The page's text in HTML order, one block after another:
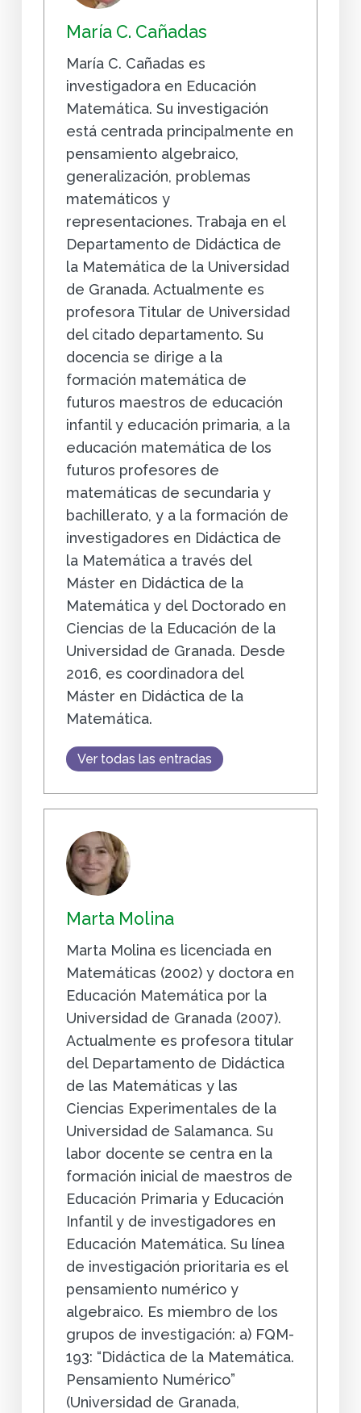
María C. Cañadas
María C. Cañadas es
investigadora en Educación
Matemática. Su investigación
está centrada principalmente en
pensamiento algebraico,
generalización, problemas
matemáticos y
representaciones. Trabaja en el
Departamento de Didáctica de
la Matemática de la Universidad
de Granada. Actualmente es
profesora Titular de Universidad
del citado departamento. Su
docencia se dirige a la
formación matemática de
futuros maestros de educación
infantil y educación primaria, a la
educación matemática de los
futuros profesores de
matemáticas de secundaria y
bachillerato, y a la formación de
investigadores en Didáctica de
la Matemática a través del
Máster en Didáctica de la
Matemática y del Doctorado en
Ciencias de la Educación de la
Universidad de Granada. Desde
2016, es coordinadora del
Máster en Didáctica de la
Matemática.
Ver todas las entradas
Marta Molina
Marta Molina es licenciada en
Matemáticas (2002) y doctora en
Educación Matemática por la
Universidad de Granada (2007).
Actualmente es profesora titular
del Departamento de Didáctica
de las Matemáticas y las
Ciencias Experimentales de la
Universidad de Salamanca. Su
labor docente se centra en la
formación inicial de maestros de
Educación Primaria y Educación
Infantil y de investigadores en
Educación Matemática. Su línea
de investigación prioritaria es el
pensamiento numérico y
algebraico. Es miembro de los
grupos de investigación: a) FQM-
193: “Didáctica de la Matemática.
Pensamiento Numérico”
(Universidad de Granada,